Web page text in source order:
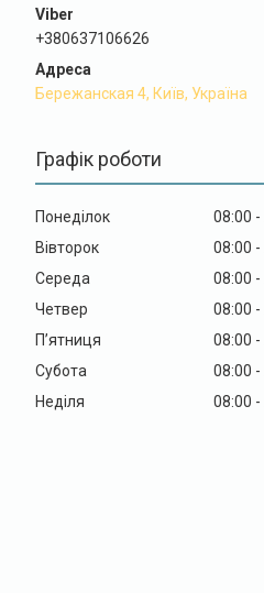
+380637106626
Бережанская 4, Київ, Україна
Графік роботи
Понеділок 08:00
Вівторок
08:00
Середа
08:00
Четвер
08:00
Пʼятниця
08:00
Субота
08:00
Неділя
08:00